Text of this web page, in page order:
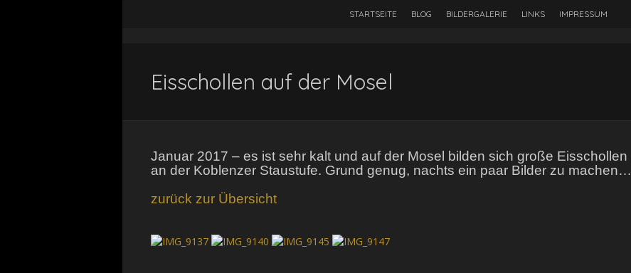
STARTSEITE BLOG BILDERGALERIE LINKS IMPRESSUM
Eisschollen auf der Mosel
Januar 2017 – es ist sehr kalt und auf der Mosel bilden sich große Eisschollen
an der Koblenzer Staustufe. Grund genug, nachts ein paar Bilder zu machen…
zurück zur Übersicht